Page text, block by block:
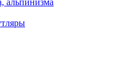
альпинизма